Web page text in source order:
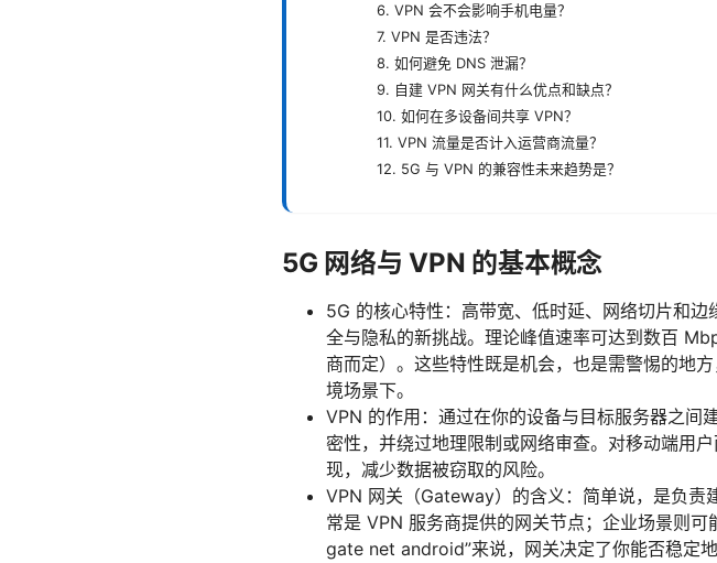
6. VPN 会不会影响手机电量？
7. VPN 是否违法？
8. 如何避免 DNS 泄漏？
9. 自建 VPN 网关有什么优点和缺点？
10. 如何在多设备间共享 VPN？
11. VPN 流量是否计入运营商流量？
12. 5G 与 VPN 的兼容性未来趋势是？
5G 网络与 VPN 的基本概念
5G 的核心特性：高带宽、低时延、网络切片和
全与隐私的新挑战。理论峰值速率可达到数百
商而定）。这些特性既是机会，也是需警惕的地
境场景下。
VPN 的作用：通过在你的设备与目标服务器之间
密性，并绕过地理限制或网络审查。对移动端用
现，减少数据被窃取的风险。
VPN 网关（Gateway）的含义：简单说，是负责
常是 VPN 服务商提供的网关节点；企业场景则
gate net android”来说，网关决定了你能否稳定